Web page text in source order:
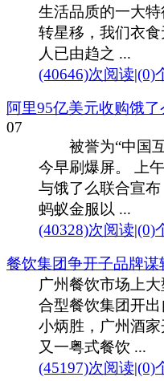
生活品质的一大
转星移，我们衣
人已由趋之 ...
(40646)次阅读|(0)
阿里95亿美元收购饿
07
被誉为“中国互
今早刷爆屏。 上
与饿了么联合宣
蚂蚁金服以 ...
(40328)次阅读|(0)
餐饮集团争开子品牌谋
广州餐饮市场上
合型餐饮集团开
小炳胜，广州酒
又一粤式餐饮 ...
(45197)次阅读|(0)